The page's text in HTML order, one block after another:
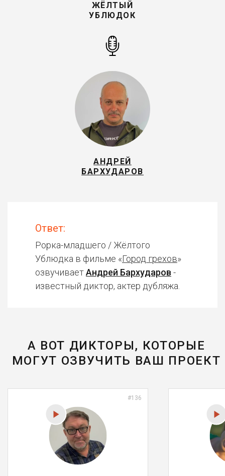
ЖЁЛТЫЙ
УБЛЮДОК
АНДРЕЙ
БАРХУДАРОВ
Ответ:
Рорка-младшего / Жёлтого
Ублюдка в фильме «Город грехов»
озвучиваетАндрей Бархударов -
известный диктор, актер дубляжа.
А ВОТ ДИКТОРЫ, КОТОРЫЕ
МОГУТ ОЗВУЧИТЬ ВАШ ПРОЕКТ
#136